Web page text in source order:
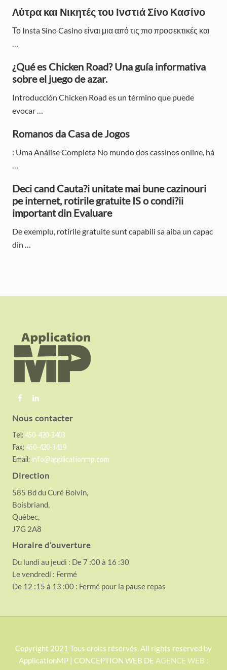
r
y
i
d
e
b
a
r
Λύτρα και Νικητές του Ινστιά Σίνο Κασίνο
Το Insta Sino Casino είναι μια από τις πιο προσεκτικές και
…
¿Qué es Chicken Road? Una guía informativa
sobre el juego de azar.
Introducción Chicken Road es un término que puede
evocar …
Romanos da Casa de Jogos
: Uma Análise Completa No mundo dos cassinos online, há
…
Deci cand Cauta?i unitate mai bune cazinouri
pe internet, rotirile gratuite IS o condi?ii
important din Evaluare
De exemplu, rotirile gratuite sunt capabili sa aiba un capac
din …
Nous contacter
Tel: 450-420-3403
Fax: 450-420-3419
Email: info@applicationmp.com
Direction
585 Bd du Curé Boivin,
Boisbriand,
Québec,
J7G 2A8
Horaire d’ouverture
Du lundi au jeudi : De 7 :00 à 16 :30
Le vendredi : Fermé
De 12 :15 à 13 :00 : Fermé pour la pause repas
S
Copyright 2021 Tous droits réservés. All rights reserved by
ApplicationMP | CONCEPTION WEB DE AGENCE WEB :